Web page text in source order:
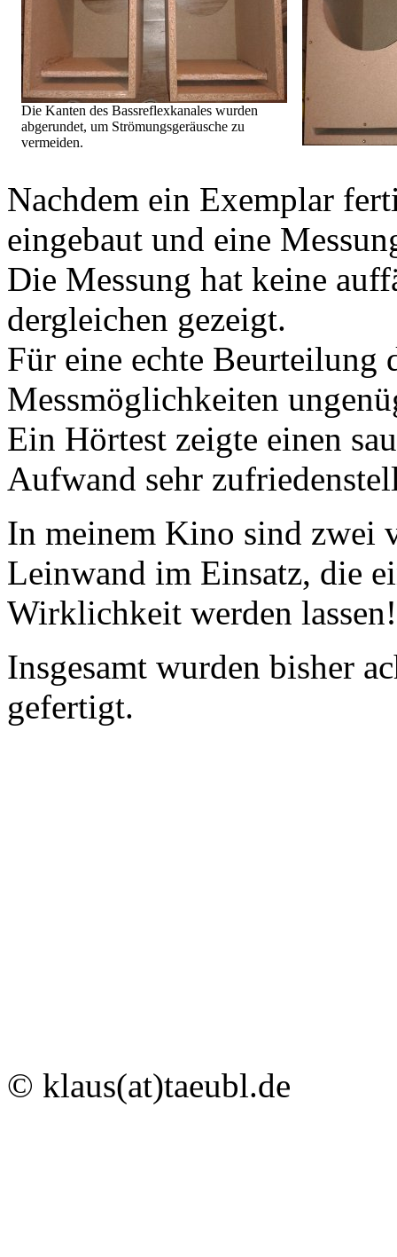
Die Kanten des Bassreflexkanales wurden
abgerundet, um Strömungsgeräusche zu
vermeiden.
Nachdem ein Exemplar
eingebaut und eine
Die Messung hat keine
dergleichen gezeigt.
Für eine echte Beurteilung
Messmöglichkeiten
Ein Hörtest zeigte einen
Aufwand sehr
In meinem Kino sind zwei
Leinwand im Einsatz, die
Wirklichkeit werden lassen!
Insgesamt wurden bisher
gefertigt.
© klaus(at)taeubl.de